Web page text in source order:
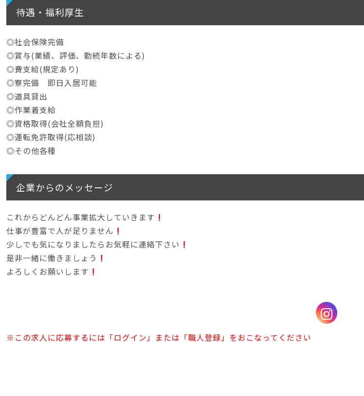
待遇・福利厚生
◎社会保険完備
◎賞与(業績、評価、勤続年数による)
◎費支給(規定あり)
◎寮完備 即日入居可能
◎道具貸出
◎作業着支給
◎資格取得(会社全額負担)
◎運転免許取得(応相談)
◎その他各種
企業からのメッセージ
これからどんどん事業拡大していきます
仕事が豊富で人が足りません
少しでも気になりましたらお気軽に連絡下さい
是非一緒に働きましょう
よろしくお願いします
※この求人に応募するには「ログイン」または「職人登録」をおこなってください